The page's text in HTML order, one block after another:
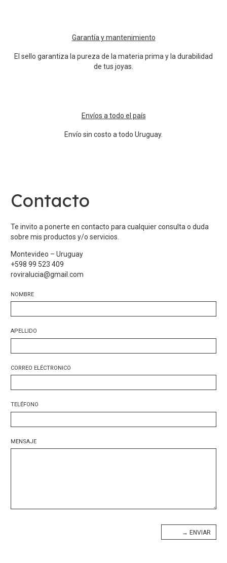
Garantía y mantenimiento
El sello garantiza la pureza de la materia prima y la durabilidad
de tus joyas.
Envíos a todo el país
Envío sin costo a todo Uruguay.
Contacto
Te invito a ponerte en contacto para cualquier consulta o duda
sobre mis productos y/o servicios.
Montevideo – Uruguay
+598 99 523 409
roviralucia@gmail.com
NOMBRE
APELLIDO
CORREO ELÉCTRONICO
TELÉFONO
MENSAJE